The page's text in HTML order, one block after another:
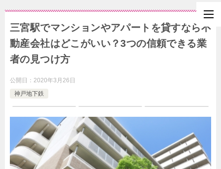
三宮駅でマンションやアパートを貸すなら不
動産会社はどこがいい？3つの信頼できる業
者の見つけ方
公開日： 2020年3月26日
神戸地下鉄